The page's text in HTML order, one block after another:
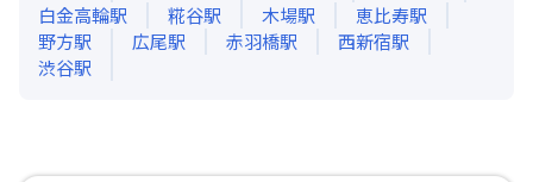
白金高輪駅 糀谷駅 木場駅 恵比寿駅
野方駅 広尾駅 赤羽橋駅 西新宿駅
渋谷駅